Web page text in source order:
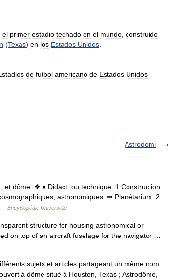
el primer estadio techado en el mundo construido
(Texas) en los Estados Unidos
de futbol americano de Estados Unidos
Astrodomi
dôme. ❖ ♦ Didact. ou technique. 1 Construction
astronomiques. ⇒ Planétarium. 2
Encyclopédie Universelle
structure for housing astronomical or
on top of an aircraft fuselage for the navigator …
sujets et articles partageant un même nom.
à dôme situé à Houston, Texas ; Astrodôme,